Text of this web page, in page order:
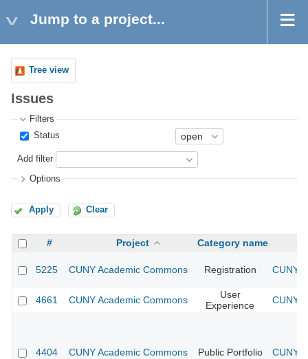
Jump to a project...
Tree view
Issues
Filters
Status
Add filter
Options
Apply Clear
# Project Category name
5225 CUNY Academic Commons Registration CUNY
4661 CUNY Academic Commons
User
Experience
CUNY
4404 CUNY Academic Commons Public Portfolio CUNY